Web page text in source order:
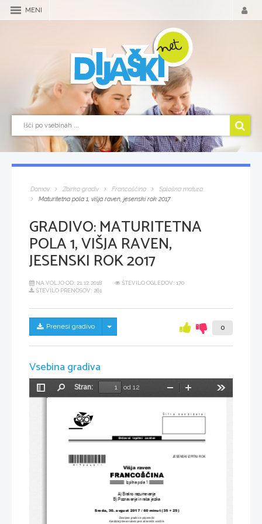
MENI
Domov Zbirka gradiv Francoščina
Splošna matura
Maturitetna pola 1, višja raven, jesenski rok 2017
GRADIVO:MATURITETNA
POLA 1, VIŠJA RAVEN,
JESENSKI ROK 2017
NA VOLJO OD: 21.12.2018
ŠTEVILO OGLEDOV: 170
ŠTEVILO PRENOSOV: 261
Prenesi gradivo Skrij/prikaži meni 0
Vsebina gradiva
Preklopi
Stran:
od 12
Pomanjšaj
A) Bralno razumevanje
B) Poznavanje in raba jezika
Dovoljeno gradivo in pripomočki:
Kandidat prinese nalivno pero ali kemični svinčnik.
JESENSKI IZPITNI ROK
Sreda, 30. avgust 2017 / 60 minut (35 + 25)
Višja raven
Državni  izpitni  center
Šifra kandidata:
Izpitna pola 1